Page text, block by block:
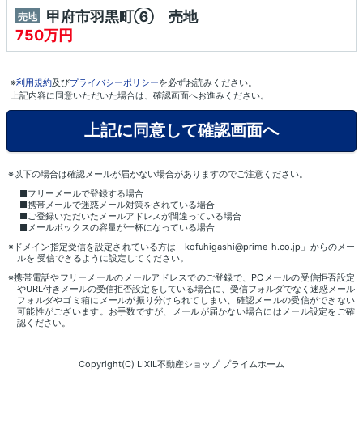
売地
甲府市羽黒町⑥ 売地
750万円
※利用規約及びプライバシーポリシーを必ずお読みください。
上記内容に同意いただいた場合は、確認画面へお進みください。
※以下の場合は確認メールが届かない場合がありますのでご注意ください。
■フリーメールで登録する場合
■携帯メールで迷惑メール対策をされている場合
■ご登録いただいたメールアドレスが間違っている場合
■メールボックスの容量が一杯になっている場合
※ドメイン指定受信を設定されている方は「kofuhigashi@prime-h.co.jp」からのメー
ルを 受信できるように設定してください。
※携帯電話やフリーメールのメールアドレスでのご登録で、PCメールの受信拒否設定
やURL付きメールの受信拒否設定をしている場合に、受信フォルダでなく迷惑メール
フォルダやゴミ箱にメールが振り分けられてしまい、確認メールの受信ができない
可能性がございます。お手数ですが、メールが届かない場合にはメール設定をご確
認ください。
Copyright(C) LIXIL不動産ショップ プライムホーム